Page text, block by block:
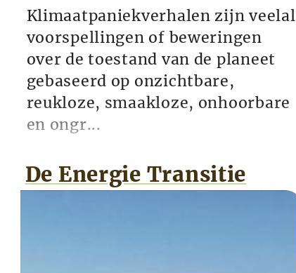
Klimaatpaniekverhalen zijn veelal
voorspellingen of beweringen
over de toestand van de planeet
gebaseerd op onzichtbare,
reukloze, smaakloze, onhoorbare
en ongr...
De Energie Transitie